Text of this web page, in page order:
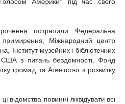
Америки" під час свого
потрапили Федеральна
Міжнародний центр
Інститут музейних і бібліотечних
США з питань бездомності, Фонд
громад та Агентство з розвитку
відомства повинні ліквідувати всі